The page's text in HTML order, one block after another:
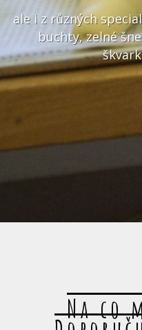
ale i z různých
buchty, zelné
Na co